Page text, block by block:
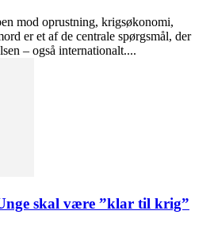
mod oprustning, krigsøkonomi,
er et af de centrale spørgsmål, der
– også internationalt....
skal være ”klar til krig”